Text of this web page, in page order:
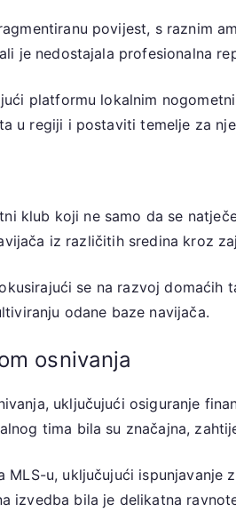
povijest, s raznim
je nedostajala profesionalna
platformu lokalnim
u regiji i postaviti temelje za
klub koji ne samo da se
iz različitih sredina kroz
se na razvoj domaćih
odane baze navijača.
osnivanja
uključujući osiguranje
tima bila su značajna,
u, uključujući ispunjavanje
izvedba bila je delikatna